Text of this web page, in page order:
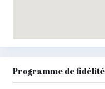
Programme de fidélité